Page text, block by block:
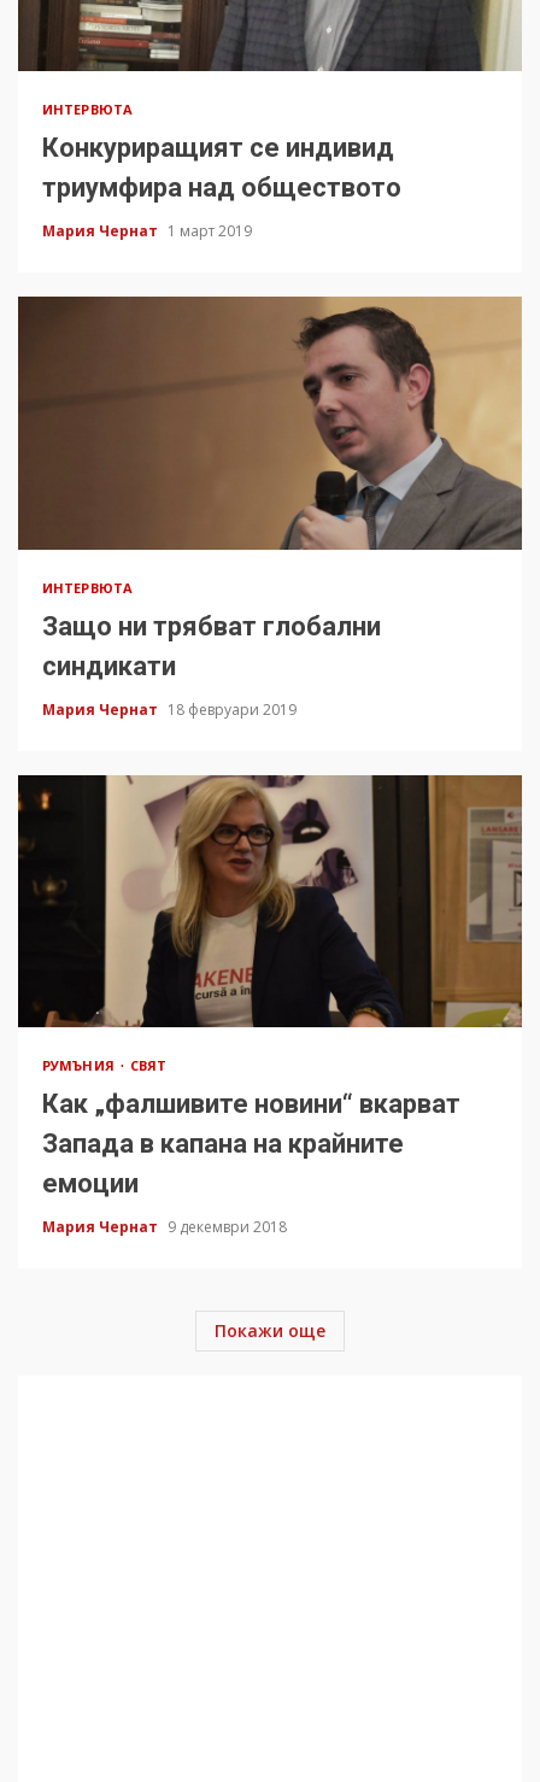
ИНТЕРВЮТА
Конкуриращият се индивид
триумфира над обществото
Мария Чернат 1 март 2019
ИНТЕРВЮТА
Защо ни трябват глобални
синдикати
Мария Чернат 18 февруари 2019
РУМЪНИЯ СВЯТ
Как „фалшивите новини“ вкарват
Запада в капана на крайните
емоции
Мария Чернат 9 декември 2018
Покажи още